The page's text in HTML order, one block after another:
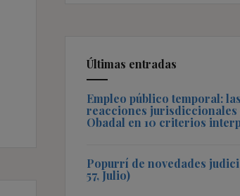
Últimas entradas
Empleo público temporal: las
reacciones jurisdiccionales
Obadal en 10 criterios
Popurrí de novedades
57, Julio)